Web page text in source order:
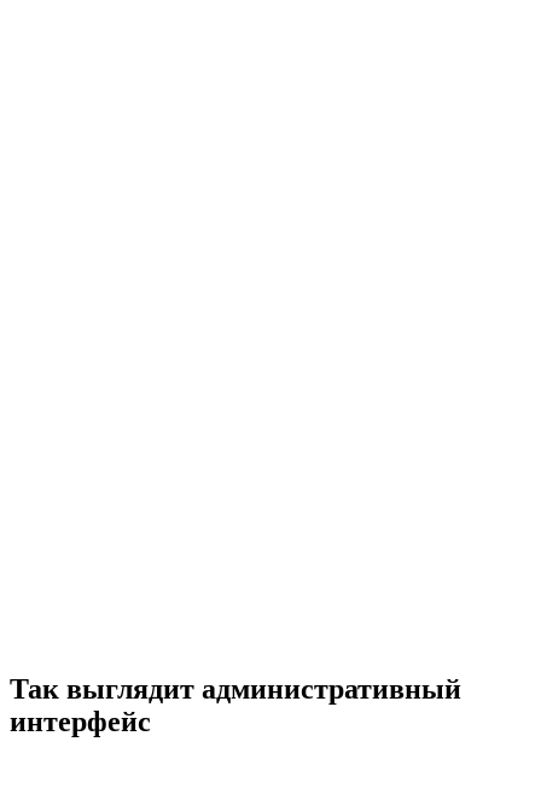
Так выглядит административный
интерфейс